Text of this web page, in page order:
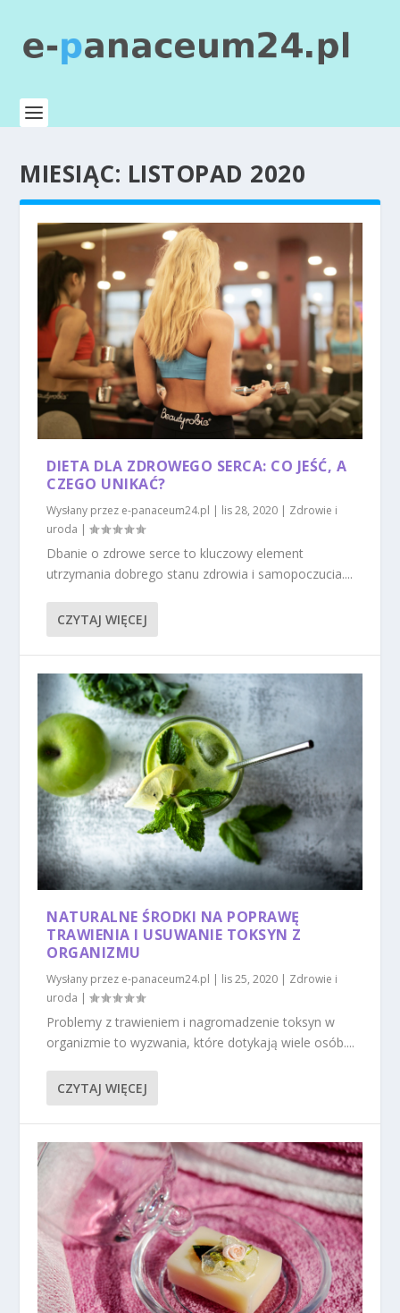
MIESIĄC: LISTOPAD 2020
DIETA DLA ZDROWEGO SERCA: CO JEŚĆ, A
CZEGO UNIKAĆ?
Wysłany przez e-panaceum24.pl | lis 28, 2020 | Zdrowie i
uroda |
Dbanie o zdrowe serce to kluczowy element
utrzymania dobrego stanu zdrowia i samopoczucia....
CZYTAJ WIĘCEJ
NATURALNE ŚRODKI NA POPRAWĘ
TRAWIENIA I USUWANIE TOKSYN Z
ORGANIZMU
Wysłany przez e-panaceum24.pl | lis 25, 2020 | Zdrowie i
uroda |
Problemy z trawieniem i nagromadzenie toksyn w
organizmie to wyzwania, które dotykają wiele osób....
CZYTAJ WIĘCEJ